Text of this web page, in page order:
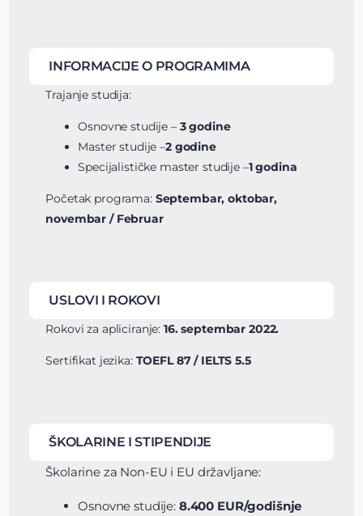
INFORMACIJE O PROGRAMIMA
Trajanje studija:
Osnovne studije – 3 godine
Master studije –2 godine
Specijalističke master studije –1 godina
Početak programa: Septembar, oktobar,
novembar / Februar
USLOVI I ROKOVI
Rokovi za apliciranje: 16. septembar 2022.
Sertifikat jezika: TOEFL 87 / IELTS 5.5
ŠKOLARINE I STIPENDIJE
Školarine za Non-EU i EU državljane:
Osnovne studije: 8.400 EUR/godišnje